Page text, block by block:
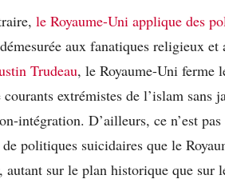
le Royaume-Uni applique des
aux fanatiques religieux
Trudeau, le Royaume-Uni ferme
extrémistes de l’islam sans
intégration. D’ailleurs, ce n’est
de politiques suicidaires que le
autant sur le plan historique que sur